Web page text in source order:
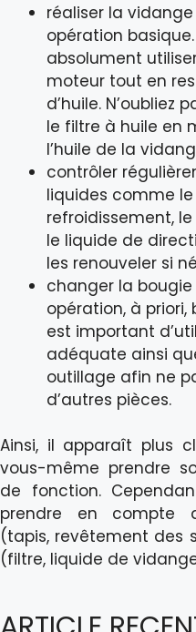
réaliser la
opération
absolument
moteur tout en
d’huile. N’oubliez
le filtre à huile en
l’huile de la
contrôler
liquides comme
refroidissement,
le liquide de
les renouveler si
changer la
opération, à priori,
est important
adéquate ainsi
outillage afin ne
d’autres pièces.
Ainsi, il apparaît plus
vous-même prendre
de fonction.
prendre en compte
(tapis, revêtement des
(filtre, liquide de